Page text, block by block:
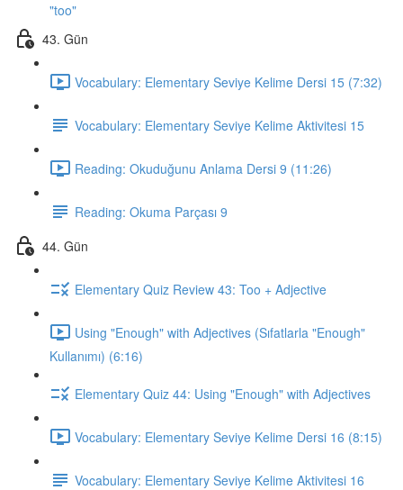
"too"
43. Gün
Vocabulary: Elementary Seviye Kelime Dersi 15 (7:32)
Vocabulary: Elementary Seviye Kelime Aktivitesi 15
Reading: Okuduğunu Anlama Dersi 9 (11:26)
Reading: Okuma Parçası 9
44. Gün
Elementary Quiz Review 43: Too + Adjective
Using "Enough" with Adjectives (Sıfatlarla "Enough"
Kullanımı) (6:16)
Elementary Quiz 44: Using "Enough" with Adjectives
Vocabulary: Elementary Seviye Kelime Dersi 16 (8:15)
Vocabulary: Elementary Seviye Kelime Aktivitesi 16